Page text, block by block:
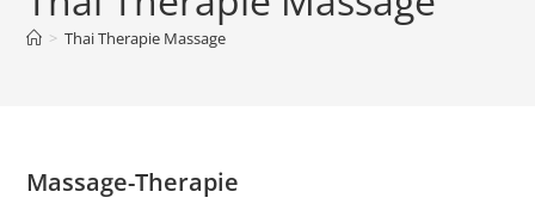
> Thai Therapie Massage
Massage-Therapie